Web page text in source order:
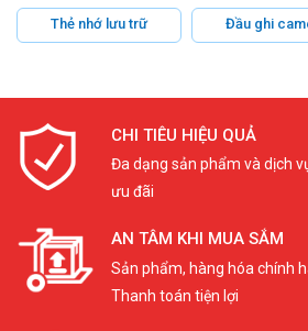
Thẻ nhớ lưu trữ Đầu ghi
CHI TIÊU HIỆU QUẢ
Đa dạng sản phẩm và dịch
ưu đãi
AN TÂM KHI MUA SẮM
Sản phẩm, hàng hóa chính
Thanh toán tiện lợi